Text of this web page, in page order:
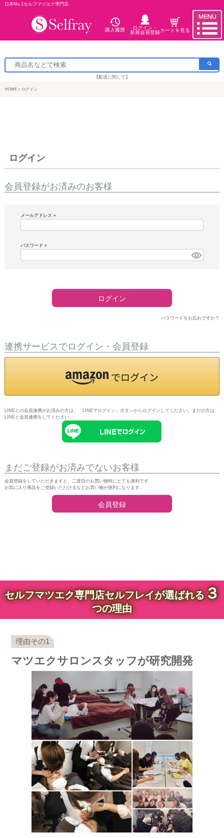
日本No.1セルフマツエク専門店
購入履歴
ログイン・
新規会員登録カートを見る
【配送に関して】
HOME ログイン
ログイン
会員登録がお済みのお客様
メールアドレス
須)
パスワード
須)
ログイン
パスワードをお忘れですか？
連携サービスでログイン・会員登録
LINEとの会員連携がお済みの方は、「LINEでログイン」ボタンからログインしてください。まだの方は、
LINEと会員連携 をしてください。
まだご登録がお済みでないお客様
会員登録をしていただきますと、二度目のお買い物時にとても便利です。
お気に入り商品をご登録いただけるなどお買い物が便利になります。
会員登録
セルフマツエク専門店セルフレイが選ばれる３
つの理由
マツエクサロンスタッフが研究開発